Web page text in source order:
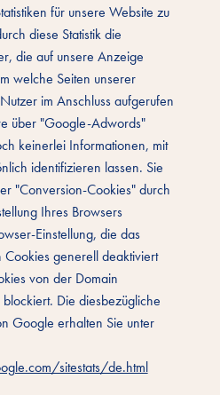
für unsere Website zu
diese Statistik die
die auf unsere Anzeige
welche Seiten unserer
im Anschluss aufgerufen
über "Google-Adwords"
keinerlei Informationen, mit
identifizieren lassen. Sie
"Conversion-Cookies" durch
Ihres Browsers
Einstellung, die das
Cookies generell deaktiviert
von der Domain
Die diesbezügliche
Google erhalten Sie unter
sitestats/de.html